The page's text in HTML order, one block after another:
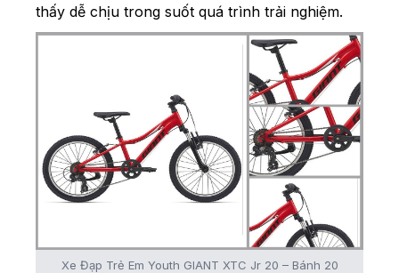
thấy dễ chịu trong suốt quá trình trải nghiệm.
Xe Đạp Trẻ Em Youth GIANT XTC Jr 20 – Bánh 20